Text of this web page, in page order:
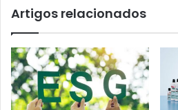
Artigos relacionados